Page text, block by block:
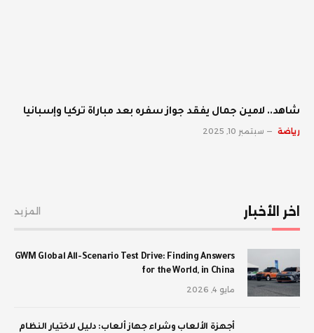
شاهد.. لامين جمال يفقد جواز سفره بعد مباراة تركيا وإسبانيا
رياضة سبتمبر 10, 2025
اخر الأخبار المزيد
GWM Global All-Scenario Test Drive: Finding Answers
for the World, in China
مايو 4, 2026
أجهزة الألعاب وشراء جهاز ألعاب: دليل لاختيار النظام